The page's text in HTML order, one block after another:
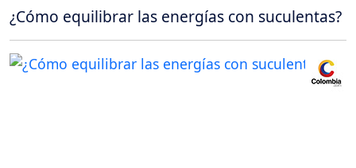
¿Cómo equilibrar las energías con suculentas?